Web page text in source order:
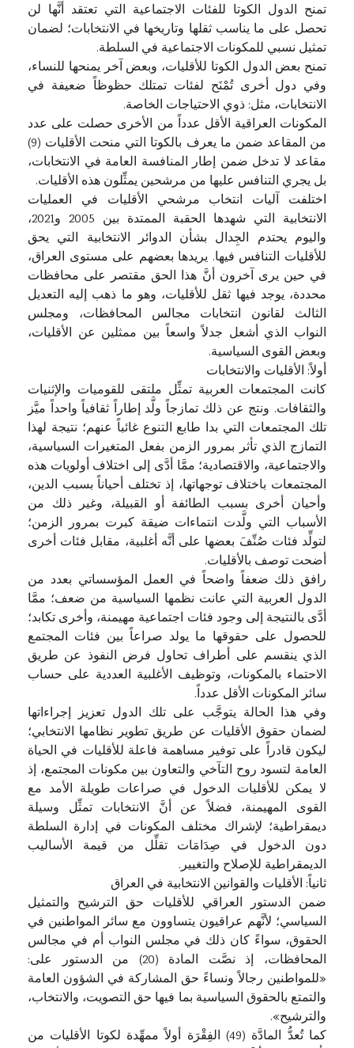
تمنح الدول الكوتا للفئات الاجتماعية التي تعتقد أنَّها لن
تحصل على ما يناسب ثقلها وتاريخها في الانتخابات؛ لضمان
تمثيل نسبي للمكونات الاجتماعية في السلطة.
تمنح بعض الدول الكوتا للأقليات، وبعض آخر يمنحها للنساء،
وفي دول أخرى تُمْنَح لفئات تمتلك حظوظاً ضعيفة في
الانتخابات، مثل: ذوي الاحتياجات الخاصة.
المكونات العراقية الأقل عدداً من الأخرى حصلت على عدد
من المقاعد ضمن ما يعرف بالكوتا التي منحت الأقليات (9)
مقاعد لا تدخل ضمن إطار المنافسة العامة في الانتخابات،
بل يجري التنافس عليها من مرشحين يمثِّلون هذه الأقليات.
اختلفت آليات انتخاب مرشحي الأقليات في العمليات
الانتخابية التي شهدها الحقبة الممتدة بين 2005 و2021،
واليوم يحتدم الجِدال بشأن الدوائر الانتخابية التي يحق
للأقليات التنافس فيها. يريدها بعضهم على مستوى العراق،
في حين يرى آخرون أنَّ هذا الحق مقتصر على محافظات
محددة، يوجد فيها ثقل للأقليات، وهو ما ذهب إليه التعديل
الثالث لقانون انتخابات مجالس المحافظات، ومجلس
النواب الذي أشعل جدلاً واسعاً بين ممثلين عن الأقليات،
وبعض القوى السياسية.
أولاً: الأقليات والانتخابات
كانت المجتمعات العربية تمثِّل ملتقى للقوميات والإثنيات
والثقافات. ونتج عن ذلك تمازجاً ولَّد إطاراً ثقافياً واحداً ميَّز
تلك المجتمعات التي بدا طابع التنوع غائباً عنهم؛ نتيجة لهذا
التمازج الذي تأثر بمرور الزمن بفعل المتغيرات السياسية،
والاجتماعية، والاقتصادية؛ ممَّا أدَّى إلى اختلاف أولويات هذه
المجتمعات باختلاف توجهاتها، إذ تختلف أحياناً بسبب الدين،
وأحيان أخرى بسبب الطائفة أو القبيلة، وغير ذلك من
الأسباب التي ولَّدت انتماءات ضيقة كبرت بمرور الزمن؛
لتولِّد فئات صُنِّفَ بعضها على أنَّه أغلبية، مقابل فئات أخرى
أضحت توصف بالأقليات.
رافق ذلك ضعفاً واضحاً في العمل المؤسساتي بعدد من
الدول العربية التي عانت نظمها السياسية من ضعف؛ ممَّا
أدَّى بالنتيجة إلى وجود فئات اجتماعية مهيمنة، وأخرى تكابد؛
للحصول على حقوقها ما يولد صراعاً بين فئات المجتمع
الذي ينقسم على أطراف تحاول فرض النفوذ عن طريق
الاحتماء بالمكونات، وتوظيف الأغلبية العددية على حساب
سائر المكونات الأقل عدداً.
وفي هذا الحالة يتوجَّب على تلك الدول تعزيز إجراءاتها
لضمان حقوق الأقليات عن طريق تطوير نظامها الانتخابي؛
ليكون قادراً على توفير مساهمة فاعلة للأقليات في الحياة
العامة لتسود روح التآخي والتعاون بين مكونات المجتمع، إذ
لا يمكن للأقليات الدخول في صراعات طويلة الأمد مع
القوى المهيمنة، فضلاً عن أنَّ الانتخابات تمثِّل وسيلة
ديمقراطية؛ لإشراك مختلف المكونات في إدارة السلطة
دون الدخول في صِدَامَات تقلِّل من قيمة الأساليب
الديمقراطية للإصلاح والتغيير.
ثانياً: الأقليات والقوانين الانتخابية في العراق
ضمن الدستور العراقي للأقليات حق الترشيح والتمثيل
السياسي؛ لأنَّهم عراقيون يتساوون مع سائر المواطنين في
الحقوق، سواءً كان ذلك في مجلس النواب أم في مجالس
المحافظات، إذ نصَّت المادة (20) من الدستور على:
«للمواطنين رجالاً ونساءً حق المشاركة في الشؤون العامة
والتمتع بالحقوق السياسية بما فيها حق التصويت، والانتخاب،
والترشيح».
كما تُعدُّ المادَّة (49) الفِقْرَة أولاً ممهِّدة لكوتا الأقليات من